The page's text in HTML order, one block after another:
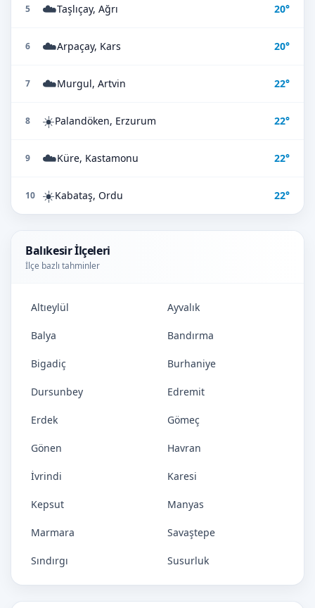
5 ☁️Taşlıçay, Ağrı 20°
6 ☁️Arpaçay, Kars 20°
7 ☁️Murgul, Artvin 22°
8 ☀️Palandöken, Erzurum 22°
9 ☁️Küre, Kastamonu 22°
10 ☀️Kabataş, Ordu 22°
Balıkesir İlçeleri
İlçe bazlı tahminler
Altıeylül Ayvalık
Balya Bandırma
Bigadiç Burhaniye
Dursunbey Edremit
Erdek Gömeç
Gönen Havran
İvrindi Karesi
Kepsut Manyas
Marmara Savaştepe
Sındırgı Susurluk